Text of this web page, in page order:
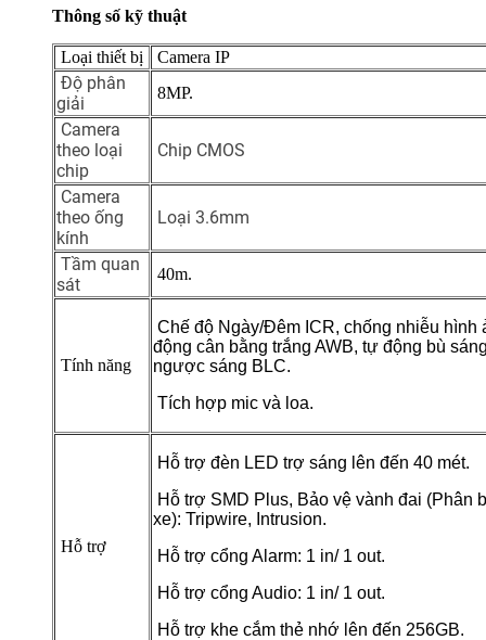
Thông số kỹ thuật
Loại thiết bị Camera IP
Độ phân
giải
8MP.
Camera
theo loại
chip
Chip CMOS
Camera
theo ống
kính
Loại 3.6mm
Tầm quan
sát
40m.
Tính năng
Chế độ Ngày/Đêm ICR, chống nhiễu hình
động cân bằng trắng AWB, tự động bù
ngược sáng BLC.
Tích hợp mic và loa.
Hỗ trợ
Hỗ trợ đèn LED trợ sáng lên đến 40 mét.
Hỗ trợ SMD Plus, Bảo vệ vành đai (Phân
xe): Tripwire, Intrusion.
Hỗ trợ cổng Alarm: 1 in/ 1 out.
Hỗ trợ cổng Audio: 1 in/ 1 out.
Hỗ trợ khe cắm thẻ nhớ lên đến 256GB.